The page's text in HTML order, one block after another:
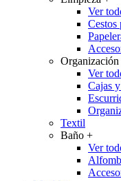
Ver
Cestos
Organización
Ver
Cajas
Textil
Baño +
Ver